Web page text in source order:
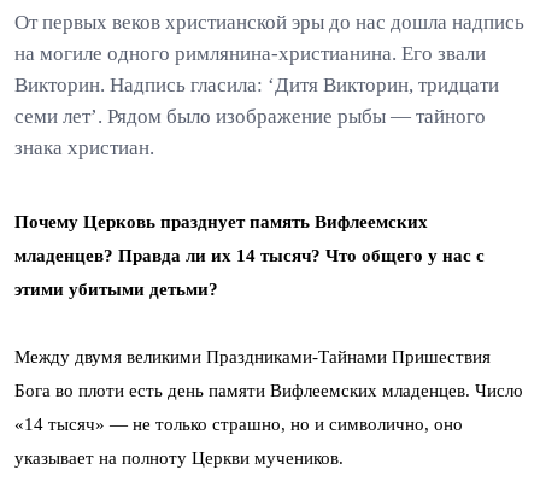
От первых веков христианской эры до нас дошла надпись
на могиле одного римлянина-христианина. Его звали
Викторин. Надпись гласила: ‘Дитя Викторин, тридцати
семи лет’. Рядом было изображение рыбы — тайного
знака христиан.
Почему Церковь празднует память Вифлеемских
младенцев? Правда ли их 14 тысяч? Что общего у нас с
этими убитыми детьми?
Между двумя великими Праздниками-Тайнами Пришествия
Бога во плоти есть день памяти Вифлеемских младенцев. Число
«14 тысяч» — не только страшно, но и символично, оно
указывает на полноту Церкви мучеников.